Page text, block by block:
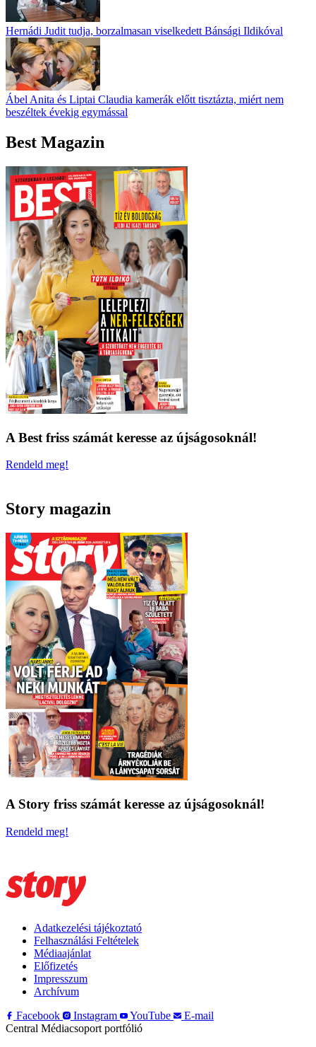
Hernádi Judit tudja, borzalmasan viselkedett Bánsági Ildikóval
Ábel Anita és Liptai Claudia kamerák előtt tisztázta, miért nem
beszéltek évekig egymással
Best Magazin
A Best friss számát keresse az újságosoknál!
Rendeld meg!
Story magazin
A Story friss számát keresse az újságosoknál!
Rendeld meg!
Adatkezelési tájékoztató
Felhasználási Feltételek
Médiaajánlat
Előfizetés
Impresszum
Archívum
Facebook
Instagram YouTube
E-mail
Central Médiacsoport portfólió